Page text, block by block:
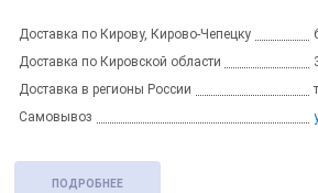
Доставка по Кирову, Кирово-Чепецку
Доставка по Кировской области
Доставка в регионы России
Самовывоз
ПОДРОБНЕЕ